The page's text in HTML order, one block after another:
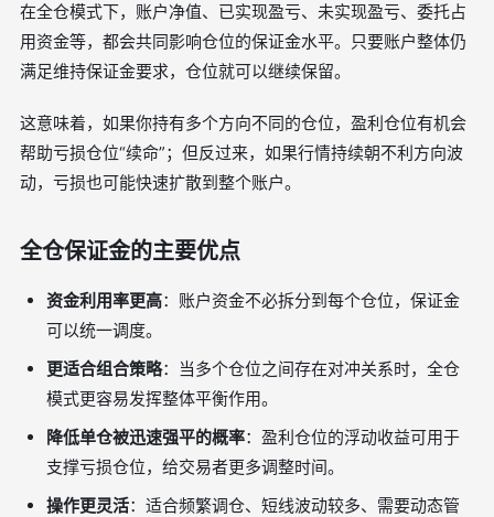
在全仓模式下，账户净值、已实现盈亏、未实现盈亏、委托占
用资金等，都会共同影响仓位的保证金水平。只要账户整体仍
满足维持保证金要求，仓位就可以继续保留。
这意味着，如果你持有多个方向不同的仓位，盈利仓位有机会
帮助亏损仓位“续命”；但反过来，如果行情持续朝不利方向波
动，亏损也可能快速扩散到整个账户。
全仓保证金的主要优点
资金利用率更高：账户资金不必拆分到每个仓位，保证金
可以统一调度。
更适合组合策略：当多个仓位之间存在对冲关系时，全仓
模式更容易发挥整体平衡作用。
降低单仓被迅速强平的概率：盈利仓位的浮动收益可用于
支撑亏损仓位，给交易者更多调整时间。
操作更灵活：适合频繁调仓、短线波动较多、需要动态管